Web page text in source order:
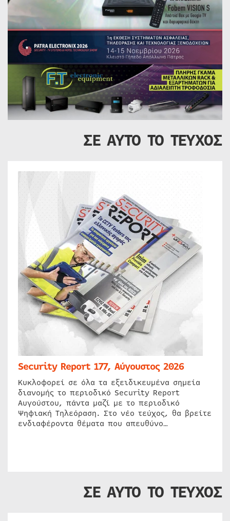
ΣΕ ΑΥΤΟ ΤΟ ΤΕΥΧΟΣ
Security Report 177, Αύγουστος 2026
Κυκλοφορεί σε όλα τα εξειδικευμένα σημεία
διανομής το περιοδικό Security Report
Αυγούστου, πάντα μαζί με το περιοδικό
Ψηφιακή Τηλεόραση. Στο νέο τεύχος, θα βρείτε
ενδιαφέροντα θέματα που απευθύνο…
ΣΕ ΑΥΤΟ ΤΟ ΤΕΥΧΟΣ